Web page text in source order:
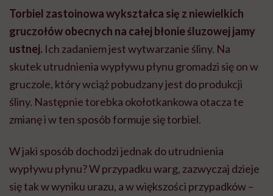
Torbiel zastoinowa wykształca się z niewielkich
gruczołów obecnych na całej błonie śluzowej jamy
ustnej. Ich zadaniem jest wytwarzanie śliny. Na
skutek utrudnienia wypływu płynu gromadzi się on w
gruczole, który wciąż pobudzany jest do produkcji
śliny. Następnie torebka okołotkankowa otacza te
zmianę i w ten sposób formuje się torbiel.
W jaki sposób dochodzi jednak do utrudnienia
wypływu płynu? W przypadku warg, zazwyczaj dzieje
się tak w wyniku urazu, a w większości przypadków –